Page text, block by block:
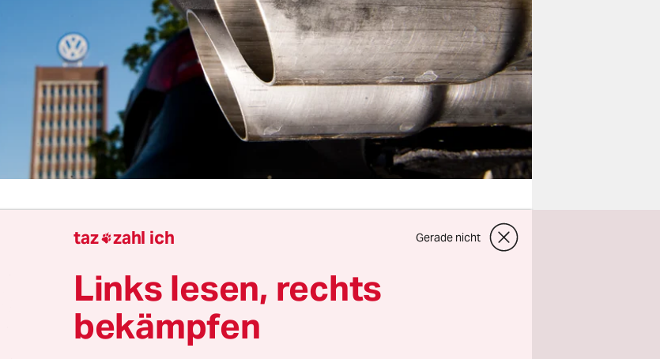
Recht auf eine falsche Meinung. Das gilt auch für
der Großen Koalition undihr Fazit des
Industrie- und Umweltskandals seit
taz zahl ich Gerade nicht
Links lesen, rechts
bekämpfen